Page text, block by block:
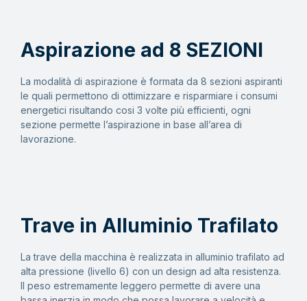
Aspirazione ad 8 SEZIONI
La modalità di aspirazione è formata da 8 sezioni aspiranti
le quali permettono di ottimizzare e risparmiare i consumi
energetici risultando cosi 3 volte più efficienti, ogni
sezione permette l’aspirazione in base all’area di
lavorazione.
Trave in Alluminio Trafilato
La trave della macchina è realizzata in alluminio trafilato ad
alta pressione (livello 6) con un design ad alta resistenza.
Il peso estremamente leggero permette di avere una